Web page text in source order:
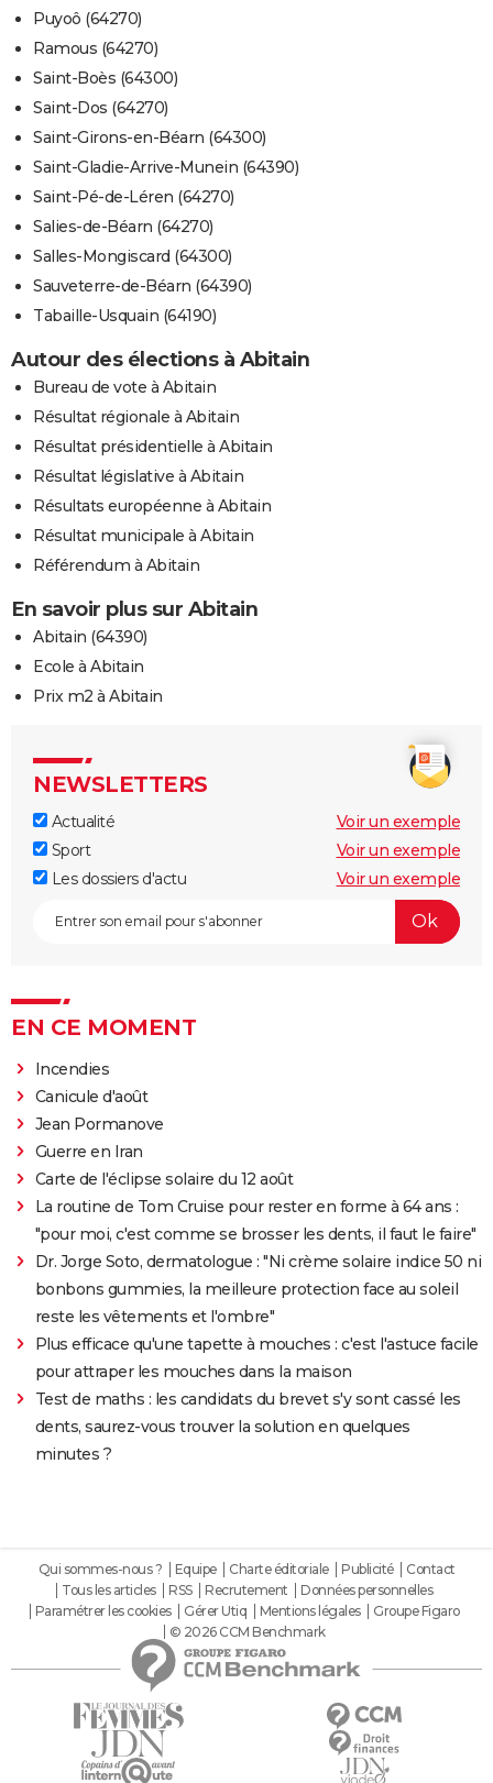
Puyoô (64270)
Ramous (64270)
Saint-Boès (64300)
Saint-Dos (64270)
Saint-Girons-en-Béarn (64300)
Saint-Gladie-Arrive-Munein (64390)
Saint-Pé-de-Léren (64270)
Salies-de-Béarn (64270)
Salles-Mongiscard (64300)
Sauveterre-de-Béarn (64390)
Tabaille-Usquain (64190)
Autour des élections à Abitain
Bureau de vote à Abitain
Résultat régionale à Abitain
Résultat présidentielle à Abitain
Résultat législative à Abitain
Résultats européenne à Abitain
Résultat municipale à Abitain
Référendum à Abitain
En savoir plus sur Abitain
Abitain (64390)
Ecole à Abitain
Prix m2 à Abitain
NEWSLETTERS
Actualité
Voir un exemple
Sport
Voir un exemple
Les dossiers d'actu
Voir un exemple
EN CE MOMENT
Incendies
Canicule d'août
Jean Pormanove
Guerre en Iran
Carte de l'éclipse solaire du 12 août
La routine de Tom Cruise pour rester en forme à 64 ans :
"pour moi, c'est comme se brosser les dents, il faut le faire"
Dr. Jorge Soto, dermatologue : "Ni crème solaire indice 50 ni
bonbons gummies, la meilleure protection face au soleil
reste les vêtements et l'ombre"
Plus efficace qu'une tapette à mouches : c'est l'astuce facile
pour attraper les mouches dans la maison
Test de maths : les candidats du brevet s'y sont cassé les
dents, saurez-vous trouver la solution en quelques
minutes ?
Qui sommes-nous ? Equipe Charte éditoriale Publicité
Contact
Tous les articles
RSS Recrutement
Données personnelles
Paramétrer les cookies
Gérer Utiq Mentions légales
Groupe Figaro
© 2026 CCM Benchmark